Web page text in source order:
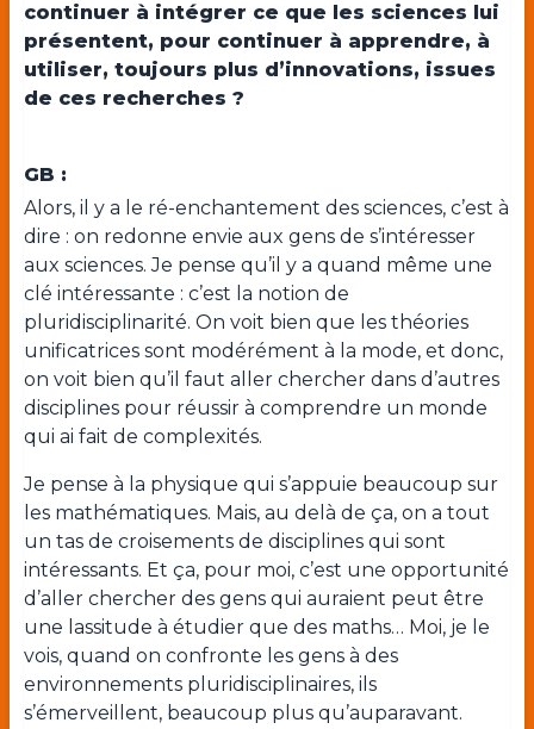
continuer à intégrer ce que les sciences lui
présentent, pour continuer à apprendre, à
utiliser, toujours plus d’innovations, issues
de ces recherches ?
GB :
Alors, il y a le ré-enchantement des sciences, c’est à
dire : on redonne envie aux gens de s’intéresser
aux sciences. Je pense qu’il y a quand même une
clé intéressante : c’est la notion de
pluridisciplinarité. On voit bien que les théories
unificatrices sont modérément à la mode, et donc,
on voit bien qu’il faut aller chercher dans d’autres
disciplines pour réussir à comprendre un monde
qui ai fait de complexités.
Je pense à la physique qui s’appuie beaucoup sur
les mathématiques. Mais, au delà de ça, on a tout
un tas de croisements de disciplines qui sont
intéressants. Et ça, pour moi, c’est une opportunité
d’aller chercher des gens qui auraient peut être
une lassitude à étudier que des maths… Moi, je le
vois, quand on confronte les gens à des
environnements pluridisciplinaires, ils
s’émerveillent, beaucoup plus qu’auparavant.